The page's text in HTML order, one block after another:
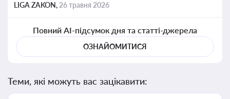
LIGA ZAKON, 26 травня 2026
Повний AI-підсумок дня та статті-джерела
ОЗНАЙОМИТИСЯ
Теми, які можуть вас зацікавити: